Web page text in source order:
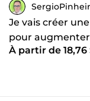
Je vais créer
pour
À partir de 18,76